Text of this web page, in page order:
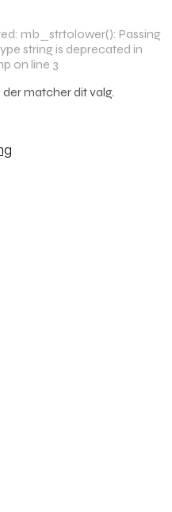
mb_strtolower(): Passing
string is deprecated in
on line 3
matcher dit valg.